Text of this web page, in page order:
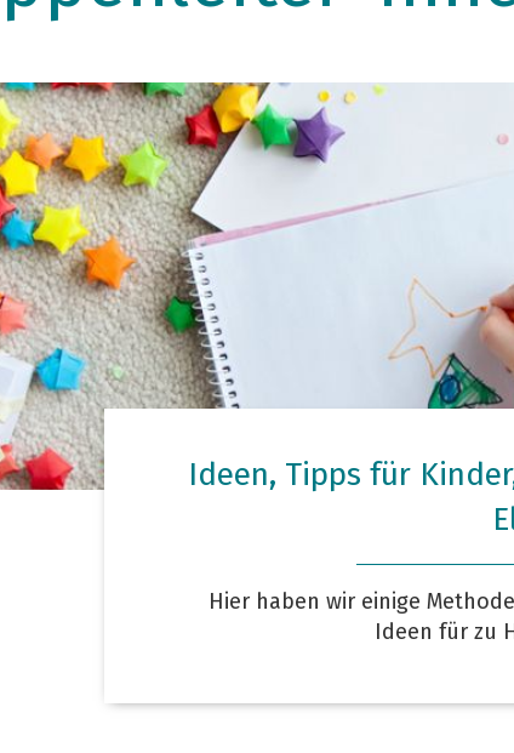
Credit:
Ideen, Tipps für
Hier haben wir einige
Ideen für zu